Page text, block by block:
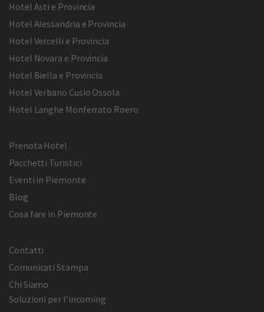
Hotel Asti e Provincia
Hotel Alessandria e Provincia
Hotel Vercelli e Provincia
Hotel Novara e Provincia
Hotel Biella e Provincia
Hotel Verbano Cusio Ossola
Hotel Langhe Monferrato Roero
Prenota Hotel
Pacchetti Turistici
Eventi in Piemonte
Blog
Cosa fare in Piemonte
Contatti
Comunicati Stampa
Chi Siamo
Soluzioni per l’incoming